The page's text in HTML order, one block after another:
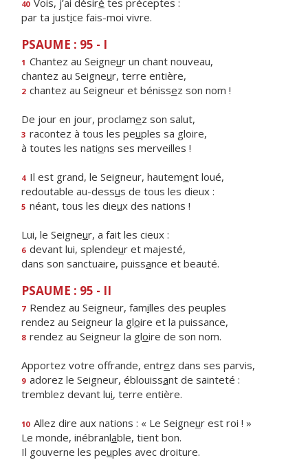
40 Vois, j’ai désiré tes préceptes :
par ta justice fais-moi vivre.
PSAUME : 95 - I
1 Chantez au Seigneur un chant nouveau,
chantez au Seigneur, terre entière,
2 chantez au Seigneur et bénissez son nom !
De jour en jour, proclamez son salut,
3 racontez à tous les peuples sa gloire,
à toutes les nations ses merveilles !
4 Il est grand, le Seigneur, hautement loué,
redoutable au-dessus de tous les dieux :
5 néant, tous les dieux des nations !
Lui, le Seigneur, a fait les cieux :
6 devant lui, splendeur et majesté,
dans son sanctuaire, puissance et beauté.
PSAUME : 95 - II
7 Rendez au Seigneur, familles des peuples
rendez au Seigneur la gloire et la puissance,
8 rendez au Seigneur la gloire de son nom.
Apportez votre offrande, entrez dans ses parvis,
9 adorez le Seigneur, éblouissant de sainteté :
tremblez devant lui, terre entière.
10 Allez dire aux nations : « Le Seigneur est roi ! »
Le monde, inébranlable, tient bon.
Il gouverne les peuples avec droiture.